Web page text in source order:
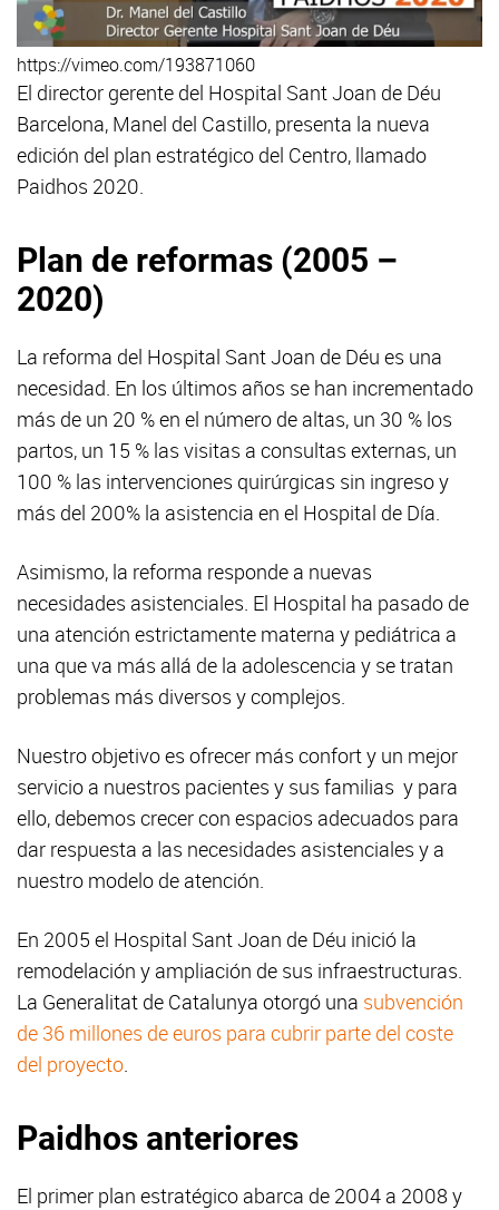
https://vimeo.com/193871060
El director gerente del Hospital Sant Joan de Déu
Barcelona, Manel del Castillo, presenta la nueva
edición del plan estratégico del Centro, llamado
Paidhos 2020.
Plan de reformas (2005 –
2020)
La reforma del Hospital Sant Joan de Déu es una
necesidad. En los últimos años se han incrementado
más de un 20 % en el número de altas, un 30 % los
partos, un 15 % las visitas a consultas externas, un
100 % las intervenciones quirúrgicas sin ingreso y
más del 200% la asistencia en el Hospital de Día.
Asimismo, la reforma responde a nuevas
necesidades asistenciales. El Hospital ha pasado de
una atención estrictamente materna y pediátrica a
una que va más allá de la adolescencia y se tratan
problemas más diversos y complejos.
Nuestro objetivo es ofrecer más confort y un mejor
servicio a nuestros pacientes y sus familias y para
ello, debemos crecer con espacios adecuados para
dar respuesta a las necesidades asistenciales y a
nuestro modelo de atención.
En 2005 el Hospital Sant Joan de Déu inició la
remodelación y ampliación de sus infraestructuras.
La Generalitat de Catalunya otorgó una subvención
de 36 millones de euros para cubrir parte del coste
del proyecto.
Paidhos anteriores
El primer plan estratégico abarca de 2004 a 2008 y